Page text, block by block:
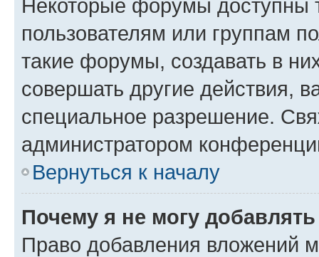
Некоторые форумы доступны
пользователям или группам
такие форумы, создавать в
совершать другие действия,
специальное разрешение.
администратором
Вернуться к началу
Почему я не могу
Право добавления вложений